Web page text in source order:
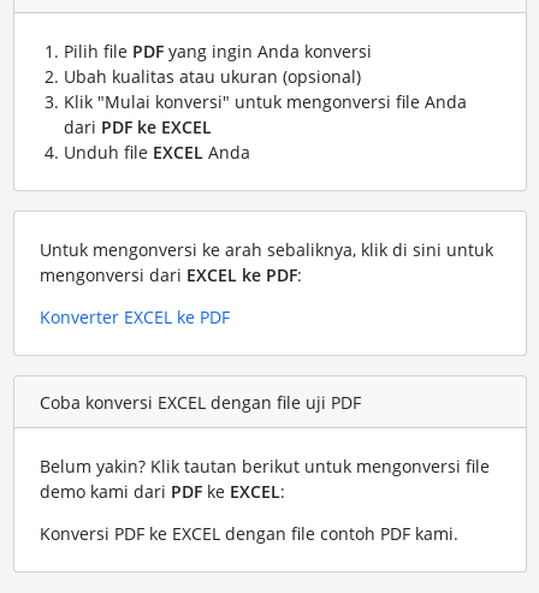
Pilih file PDFyang ingin Anda konversi
Ubah kualitas atau ukuran (opsional)
Klik "Mulai konversi" untuk mengonversi file Anda
dari PDF ke EXCEL
Unduh file EXCELAnda
Untuk mengonversi ke arah sebaliknya, klik di sini untuk
mengonversi dari EXCEL ke PDF:
Konverter EXCEL ke PDF
Coba konversi EXCEL dengan file uji PDF
Belum yakin? Klik tautan berikut untuk mengonversi file
demo kami dari PDFke EXCEL:
Konversi PDF ke EXCEL dengan file contoh PDF kami.